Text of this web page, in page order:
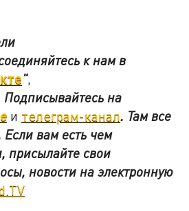
к нам в
",
Подписывайтесь на
и телеграм-канал. Там все
Если вам есть чем
присылайте свои
новости на электронную